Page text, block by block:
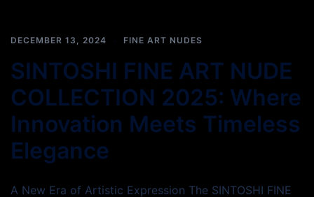
DECEMBER 13, 2024 FINE ART NUDES
SINTOSHI FINE ART NUDE
COLLECTION 2025: Where
Innovation Meets Timeless
Elegance
A New Era of Artistic Expression The SINTOSHI FINE